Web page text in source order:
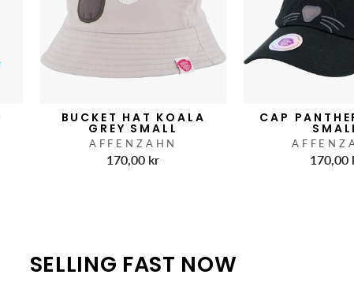
BUCKET HAT KOALA
GREY SMALL
AFFENZAHN
170,00 kr
CAP
170,00
SELLING FAST NOW